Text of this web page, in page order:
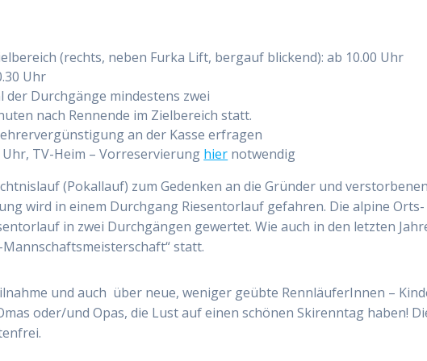
(rechts, neben Furka Lift, bergauf blickend): ab 10.00 Uhr
Uhr
der Durchgänge mindestens zwei
nach Rennende im Zielbereich statt.
an der Kasse erfragen
Uhr, TV-Heim – Vorreservierung hier notwendig
(Pokallauf) zum Gedenken an die Gründer und verstorbenen
wird in einem Durchgang Riesentorlauf gefahren. Die alpine Orts-
in zwei Durchgängen gewertet. Wie auch in den letzten
statt.
und auch über neue, weniger geübte RennläuferInnen –
oder/und Opas, die Lust auf einen schönen Skirenntag haben!